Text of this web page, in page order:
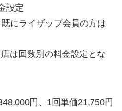
設定
にライザップ会員の方は
は回数別の料金設定とな
円、1回単価21,750円